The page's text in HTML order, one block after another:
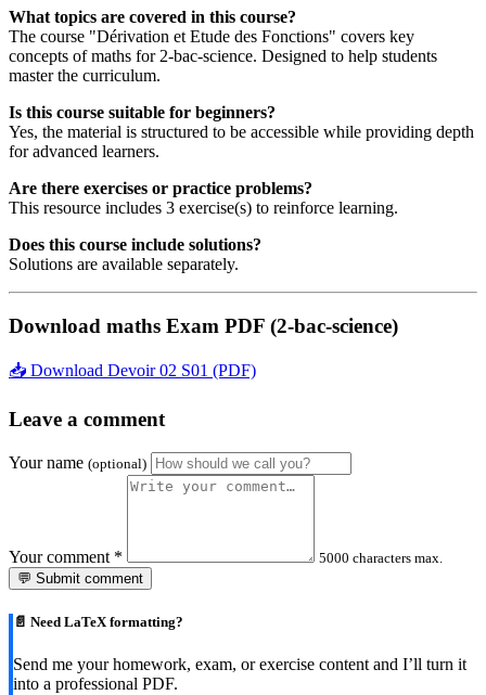
What topics are covered in this course?
The course "Dérivation et Etude des Fonctions" covers key
concepts of maths for 2-bac-science. Designed to help students
master the curriculum.
Is this course suitable for beginners?
Yes, the material is structured to be accessible while providing depth
for advanced learners.
Are there exercises or practice problems?
This resource includes 3 exercise(s) to reinforce learning.
Does this course include solutions?
Solutions are available separately.
Download maths Exam PDF (2-bac-science)
📥 Download Devoir 02 S01 (PDF)
Leave a comment
Your name (optional)
Your comment *
5000 characters max.
💬 Submit comment
📄 Need LaTeX formatting?
Send me your homework, exam, or exercise content and I’ll turn it
into a professional PDF.